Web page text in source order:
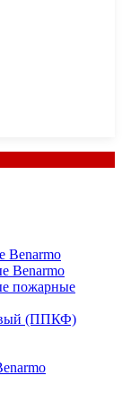
Benarmo
Benarmo
пожарные
(ППКФ)